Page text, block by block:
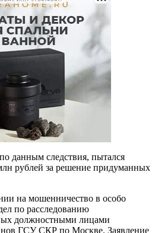
данным следствия, пытался
рублей за решение придуманных
на мошенничество в особо
по расследованию
должностными лицами
ГСУ СКР по Москве. Заявление